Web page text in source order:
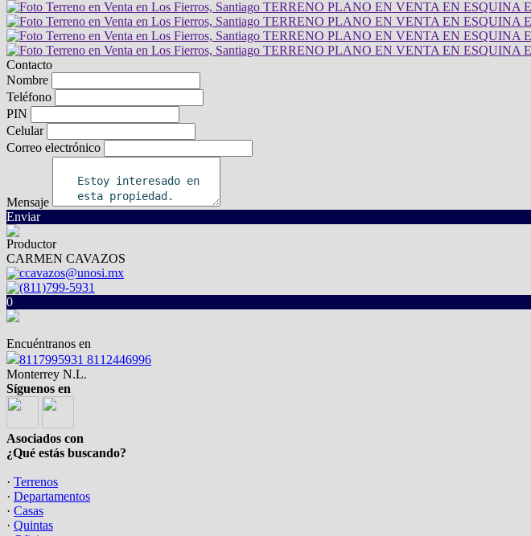
Contacto
Nombre
Teléfono
PIN
Celular
Correo electrónico
Mensaje
Enviar
Productor
CARMEN CAVAZOS
ccavazos@unosi.mx
(811)799-5931
0
Encuéntranos en
8117995931 8112446996
Monterrey N.L.
Síguenos en
Asociados con
¿Qué estás buscando?
· Terrenos
· Departamentos
· Casas
· Quintas